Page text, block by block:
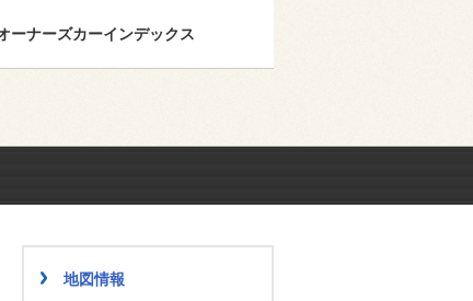
ーナーズカーインデックス
地図情報